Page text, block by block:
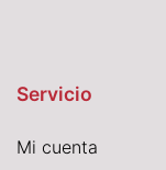
Servicio
Mi cuenta